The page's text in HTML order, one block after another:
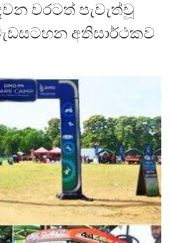
වරටත් පැවැත්වූ
වැඩසටහන අතිසාර්ථකව